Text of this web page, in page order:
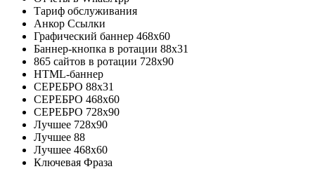
Тариф обслуживания
Анкор Ссылки
Графический баннер 468x60
Баннер-кнопка в ротации 88х31
865 сайтов в ротации 728х90
HTML-баннер
СЕРЕБРО 88х31
СЕРЕБРО 468х60
СЕРЕБРО 728х90
Лучшее 728х90
Лучшее 88
Лучшее 468х60
Ключевая Фраза